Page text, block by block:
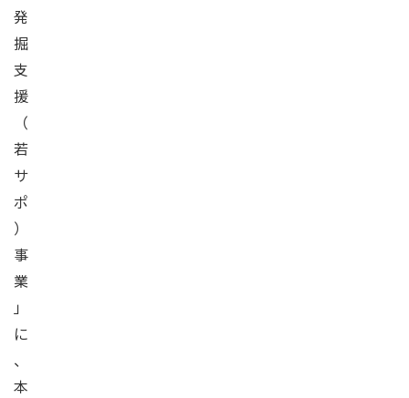
発
掘
支
援
（
若
サ
ポ
）
事
業
」
に
、
本